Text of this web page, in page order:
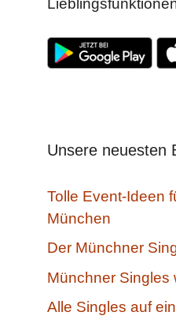
Unsere neuesten
Tolle Event-Ideen
München
Der Münchner
Münchner Singles
Alle Singles auf